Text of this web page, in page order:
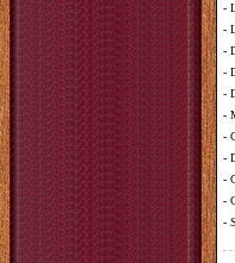
-
-
-
-
-
-
-
-
-
-
-